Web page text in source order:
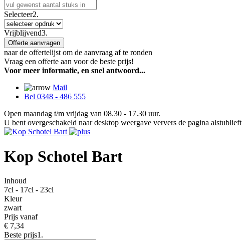
Selecteer2.
Vrijblijvend3.
Offerte aanvragen
naar de offertelijst om de aanvraag af te ronden
Vraag een offerte aan voor de beste prijs!
Voor meer informatie, en snel antwoord...
Mail
Bel 0348 - 486 555
Open maandag t/m vrijdag van 08.30 - 17.30 uur.
U bent overgeschakeld naar desktop weergave ververs de pagina alstublieft
Kop Schotel Bart
Inhoud
7cl - 17cl - 23cl
Kleur
zwart
Prijs vanaf
€ 7,34
Beste prijs1.